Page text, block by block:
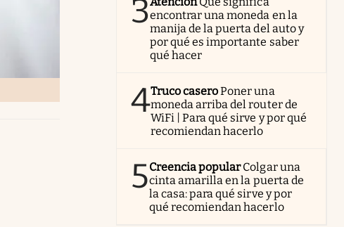
3encontrar una moneda en la
manija de la puerta del auto y
por qué es importante saber
qué hacer
4Truco caseroPoner una
moneda arriba del router de
WiFi | Para qué sirve y por qué
recomiendan hacerlo
5Creencia popularColgar una
cinta amarilla en la puerta de
la casa: para qué sirve y por
qué recomiendan hacerlo